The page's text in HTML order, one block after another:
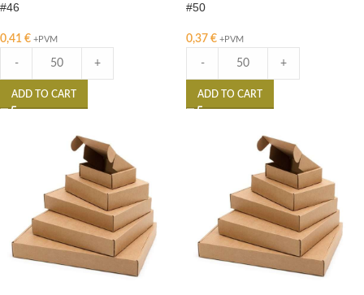
#46
0,41 € +PVM
- +
ADD TO CART
#50
0,37 € +PVM
- +
ADD TO CART